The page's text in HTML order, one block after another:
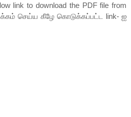
link to download the PDF file from
செய்ய கீழே கொடுக்கப்பட்ட link- ஐ